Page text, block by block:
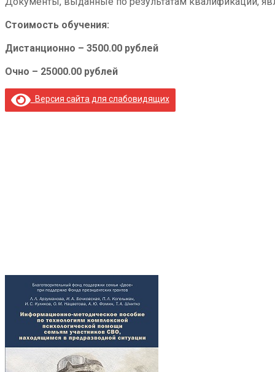
Стоимость обучения:
Дистанционно – 3500.00 рублей
Очно – 25000.00 рублей
Версия сайта для слабовидящих